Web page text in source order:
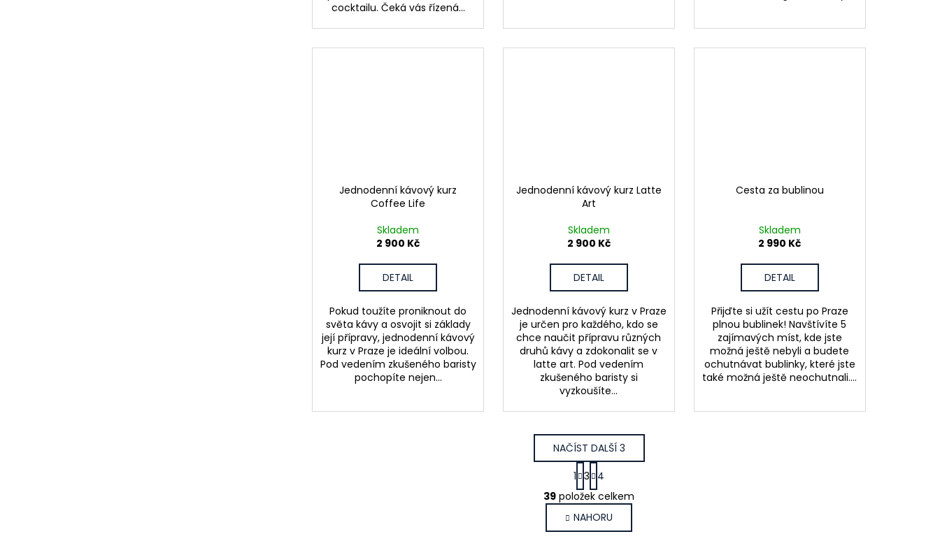
cocktailu. Čeká vás řízená...
Jednodenní kávový kurz
Coffee Life
Skladem
2 900 Kč
DETAIL
Pokud toužíte proniknout do
světa kávy a osvojit si základy
její přípravy, jednodenní kávový
kurz v Praze je ideální volbou.
Pod vedením zkušeného baristy
pochopíte nejen...
Jednodenní kávový kurz Latte
Art
Skladem
2 900 Kč
DETAIL
Jednodenní kávový kurz v Praze
je určen pro každého, kdo se
chce naučit přípravu různých
druhů kávy a zdokonalit se v
latte art. Pod vedením
zkušeného baristy si
vyzkoušíte...
Cesta za bublinou
Skladem
2 990 Kč
DETAIL
Přijďte si užít cestu po Praze
plnou bublinek! Navštívíte 5
zajímavých míst, kde jste
možná ještě nebyli a budete
ochutnávat bublinky, které jste
také možná ještě neochutnali....
O
v
l
á
NAČÍST DALŠÍ 3
S
t
r
á
n
k
1 3
4
39 položek celkem
NAHORU